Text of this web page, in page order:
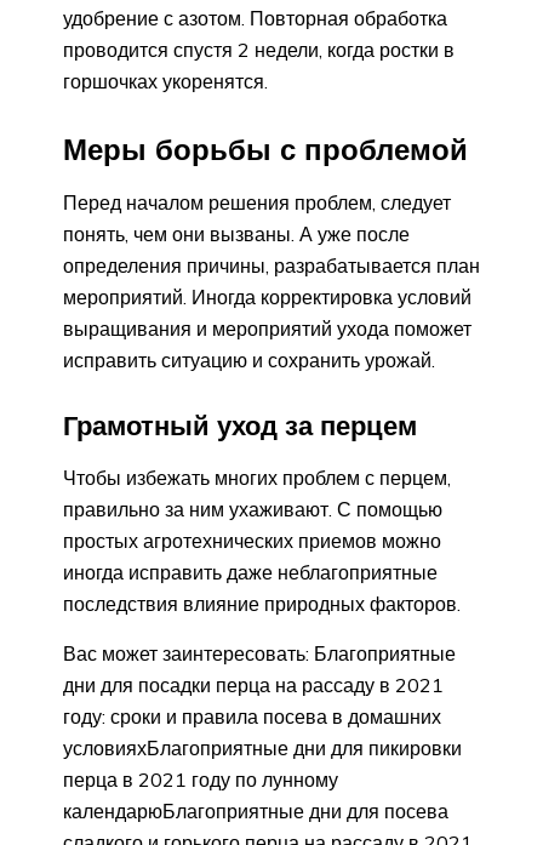
удобрение с азотом. Повторная обработка
проводится спустя 2 недели, когда ростки в
горшочках укоренятся.
Меры борьбы с проблемой
Перед началом решения проблем, следует
понять, чем они вызваны. А уже после
определения причины, разрабатывается план
мероприятий. Иногда корректировка условий
выращивания и мероприятий ухода поможет
исправить ситуацию и сохранить урожай.
Грамотный уход за перцем
Чтобы избежать многих проблем с перцем,
правильно за ним ухаживают. С помощью
простых агротехнических приемов можно
иногда исправить даже неблагоприятные
последствия влияние природных факторов.
Вас может заинтересовать: Благоприятные
дни для посадки перца на рассаду в 2021
году: сроки и правила посева в домашних
условияхБлагоприятные дни для пикировки
перца в 2021 году по лунному
календарюБлагоприятные дни для посева